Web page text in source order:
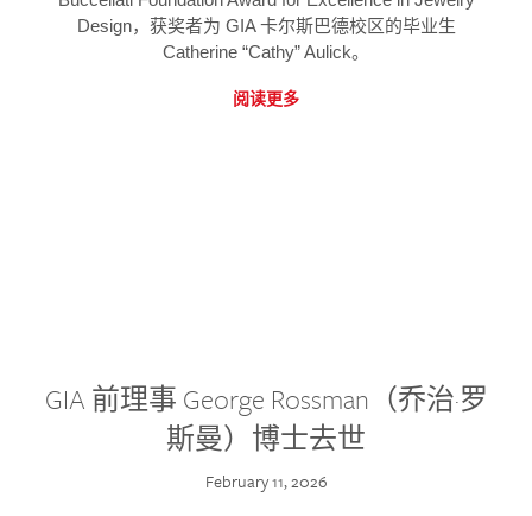
Design，获奖者为 GIA 卡尔斯巴德校区的毕业生
Catherine “Cathy” Aulick。
阅读更多
GIA 前理事 George Rossman（乔治·罗
斯曼）博士去世
February 11, 2026